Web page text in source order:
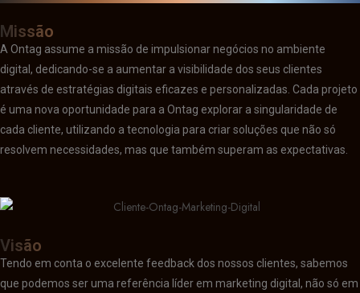
Missão
A Ontag assume a missão de impulsionar negócios no ambiente
digital, dedicando-se a aumentar a visibilidade dos seus clientes
através de estratégias digitais eficazes e personalizadas. Cada projeto
é uma nova oportunidade para a Ontag explorar a singularidade de
cada cliente, utilizando a tecnologia para criar soluções que não só
resolvem necessidades, mas que também superam as expectativas.
Visão
Tendo em conta o excelente feedback dos nossos clientes, sabemos
que podemos ser uma referência líder em marketing digital, não só em